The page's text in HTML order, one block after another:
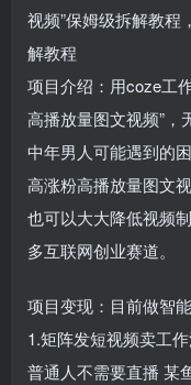
视频”保姆级拆解教程
解教程
项目介绍：用coze工
高播放量图文视频”，
中年男人可能遇到的
高涨粉高播放量图文
也可以大大降低视频
多互联网创业赛道。
项目变现：目前做智
1.矩阵发短视频卖工
普通人不需要直播 某